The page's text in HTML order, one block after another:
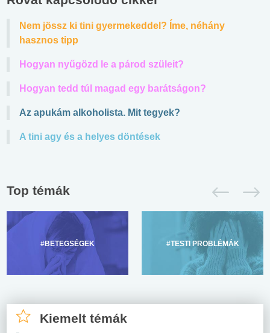
Nem jössz ki tini gyermekeddel? Íme, néhány
hasznos tipp
Hogyan nyűgözd le a párod szüleit?
Hogyan tedd túl magad egy barátságon?
Az apukám alkoholista. Mit tegyek?
A tini agy és a helyes döntések
Top témák
#BETEGSÉGEK #TESTI PROBLÉMÁK
Kiemelt témák